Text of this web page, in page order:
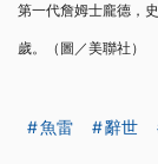
第一代詹姆士龐德，
歲。（圖／美聯社）
魚雷 辭世